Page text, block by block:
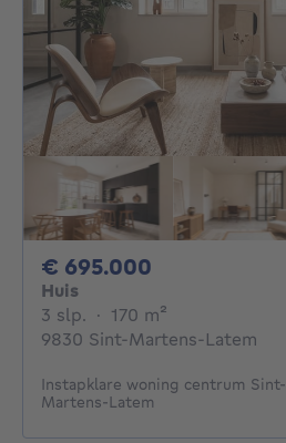
€ 695.000
Huis
3 slp. 3 slaapkamers
· 170 m²
9830 Sint-Martens-Latem
Instapklare woning centrum Sint-
Martens-Latem